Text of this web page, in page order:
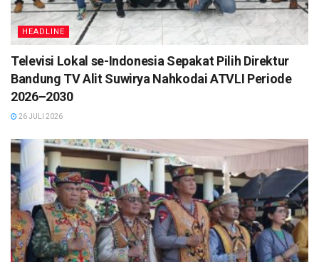
HEADLINE
Televisi Lokal se-Indonesia Sepakat Pilih Direktur
Bandung TV Alit Suwirya Nahkodai ATVLI Periode
2026–2030
26 JULI 2026